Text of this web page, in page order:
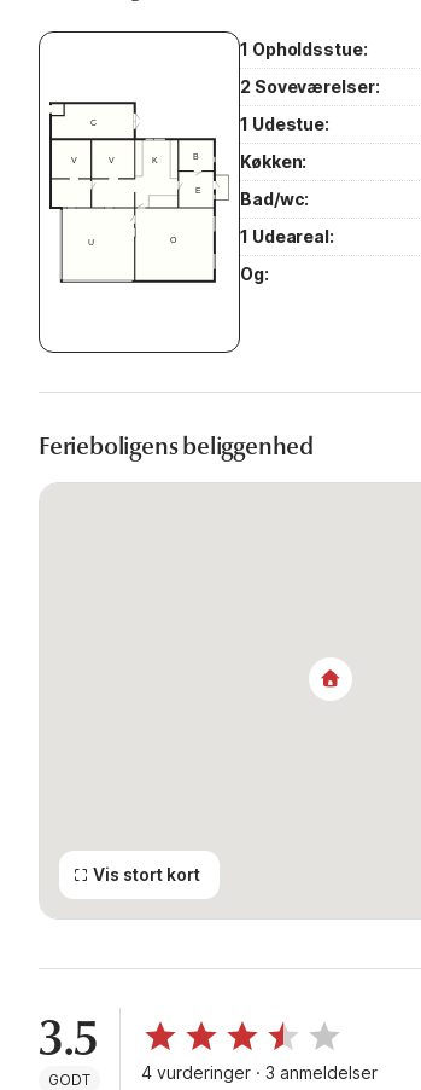
1 Opholdsstue:
2 Soveværelser:
1 Udestue:
Køkken:
Bad/wc:
1 Udeareal:
Og:
Ferieboligens beliggenhed
Vis stort kort
3.5
GODT 4 vurderinger · 3 anmeldelser